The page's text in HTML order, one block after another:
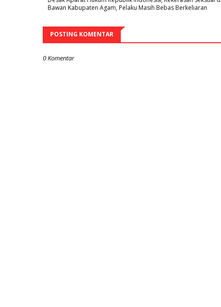
Bawan Kabupaten Agam, Pelaku Masih Bebas Berkeliaran
POSTING KOMENTAR
0 Komentar